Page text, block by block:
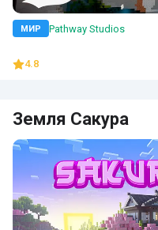
МИР Pathway Studios
4.8
Земля Сакура